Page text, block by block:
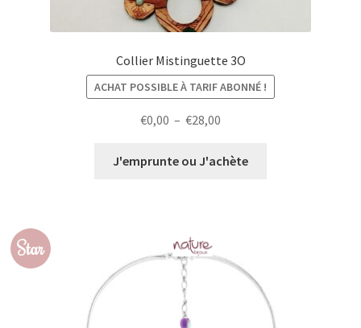
Collier Mistinguette 3O
ACHAT POSSIBLE À TARIF ABONNÉ !
€0,00 – €28,00
prix :
J'emprunte ou J'achète
Star